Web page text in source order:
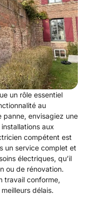
un rôle essentiel
au
panne, envisagiez une
aux
compétent est
un service complet et
électriques, qu’il
ou de rénovation.
travail conforme,
délais.